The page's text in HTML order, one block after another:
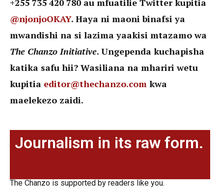
@njonjoOKAY. Haya ni maoni binafsi ya
mwandishi na si lazima yaakisi mtazamo wa
The Chanzo Initiative. Ungependa kuchapisha
katika safu hii? Wasiliana na mhariri wetu
kupitia editor@thechanzo.com kwa
maelekezo zaidi.
Journalism in its raw form.
The Chanzo is supported by readers like you.